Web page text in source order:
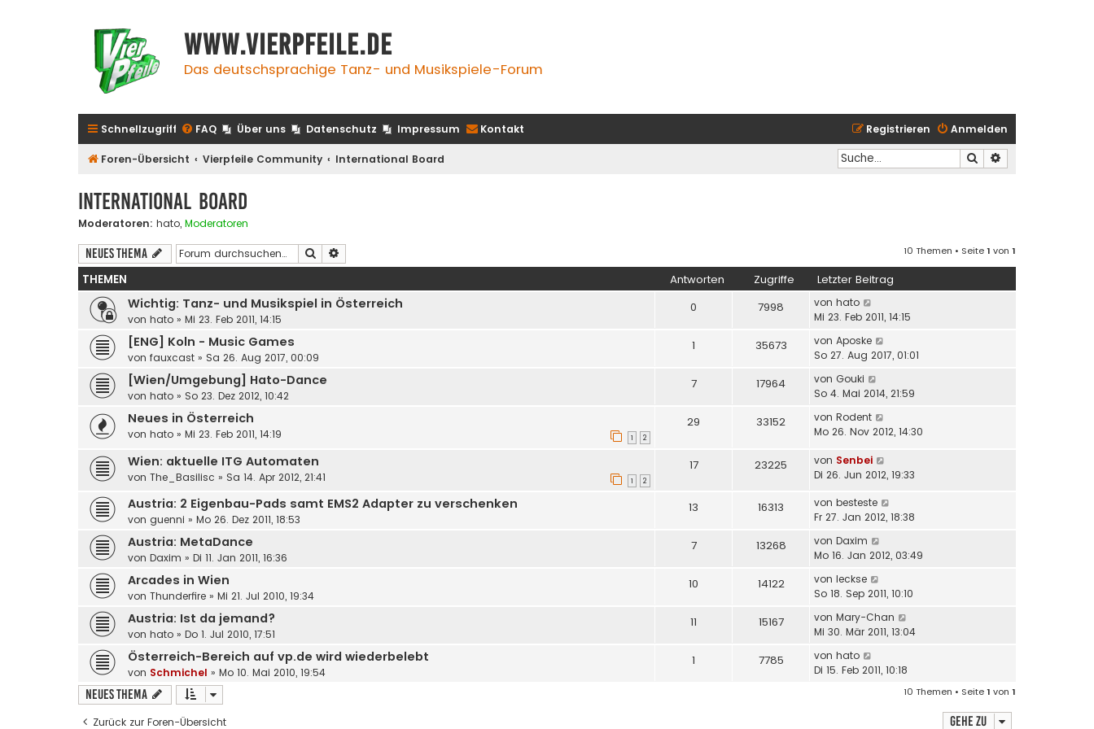
www.vierpfeile.de
Das deutschsprachige Tanz- und Musikspiele-Forum
Schnellzugriff FAQ Über uns Datenschutz Impressum Kontakt Anmelden
Registrieren
Foren-Übersicht Vierpfeile Community International Board Suche
International Board
Moderatoren: hato, Moderatoren
Neues Thema Suche 10 Themen • Seite1 von 1
THEMEN Antworten Zugriffe Letzter Beitrag
Wichtig: Tanz- und Musikspiel in Österreich
von hato » Mi 23. Feb 2011, 14:15
0 7998 von hato
Mi 23. Feb 2011, 14:15
[ENG] Koln - Music Games
von fauxcast » Sa 26. Aug 2017, 00:09
1 35673 von Aposke
So 27. Aug 2017, 01:01
[Wien/Umgebung] Hato-Dance
von hato » So 23. Dez 2012, 10:42
7 17964 von Gouki
So 4. Mai 2014, 21:59
Neues in Österreich
von hato » Mi 23. Feb 2011, 14:19 1 2
29 33152 von Rodent
Mo 26. Nov 2012, 14:30
Wien: aktuelle ITG Automaten
von The_Basilisc » Sa 14. Apr 2012, 21:41 1 2
17 23225 von Senbei
Di 26. Jun 2012, 19:33
Austria: 2 Eigenbau-Pads samt EMS2 Adapter zu verschenken
von guenni » Mo 26. Dez 2011, 18:53
13 16313 von besteste
Fr 27. Jan 2012, 18:38
Austria: MetaDance
von Daxim » Di 11. Jan 2011, 16:36
7 13268 von Daxim
Mo 16. Jan 2012, 03:49
Arcades in Wien
von Thunderfire » Mi 21. Jul 2010, 19:34
10 14122 von leckse
So 18. Sep 2011, 10:10
Austria: Ist da jemand?
von hato » Do 1. Jul 2010, 17:51
11 15167 von Mary-Chan
Mi 30. Mär 2011, 13:04
Österreich-Bereich auf vp.de wird wiederbelebt
von Schmichel » Mo 10. Mai 2010, 19:54
1 7785 von hato
Di 15. Feb 2011, 10:18
Neues Thema 10 Themen • Seite1 von 1
Zurück zur Foren-Übersicht Gehe zu